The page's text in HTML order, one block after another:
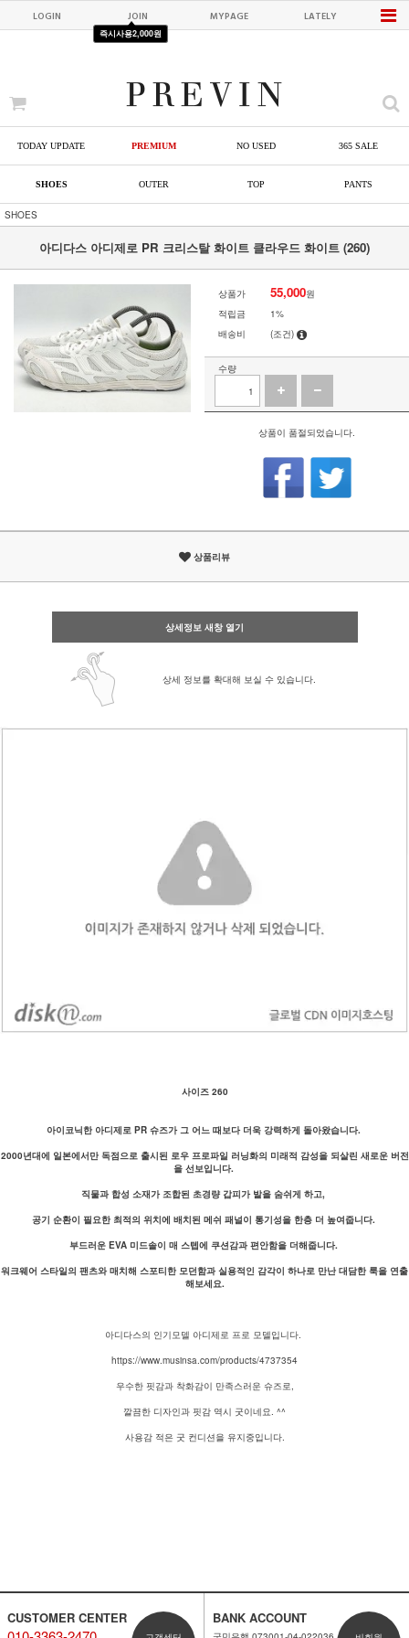
LOGIN JOIN MYPAGE LATELY
즉시사용2,000원
TODAY UPDATE PREMIUM NO USED 365 SALE
SHOES OUTER TOP PANTS
SHOES
아디다스 아디제로 PR 크리스탈 화이트 클라우드 화이트 (260)
상품가 55,000원
적립금
1%
배송비
(조건)
수량
상품이 품절되었습니다.
상품리뷰
상세정보 새창 열기
상세 정보를 확대해 보실 수 있습니다.
사이즈 260
아이코닉한 아디제로 PR 슈즈가 그 어느 때보다 더욱 강력하게 돌아왔습니다.
2000년대에 일본에서만 독점으로 출시된 로우 프로파일 러닝화의 미래적 감성을 되살린 새로운 버전
을 선보입니다.
직물과 합성 소재가 조합된 초경량 갑피가 발을 숨쉬게 하고,
공기 순환이 필요한 최적의 위치에 배치된 메쉬 패널이 통기성을 한층 더 높여줍니다.
부드러운 EVA 미드솔이 매 스텝에 쿠션감과 편안함을 더해줍니다.
워크웨어 스타일의 팬츠와 매치해 스포티한 모던함과 실용적인 감각이 하나로 만난 대담한 룩을 연출
해보세요.
아디다스의 인기모델 아디제로 프로 모델입니다.
https://www.musinsa.com/products/4737354
우수한 핏감과 착화감이 만족스러운 슈즈로,
깔끔한 디자인과 핏감 역시 굿이네요. ^^
사용감 적은 굿 컨디션을 유지중입니다.
CUSTOMER CENTER BANK ACCOUNT